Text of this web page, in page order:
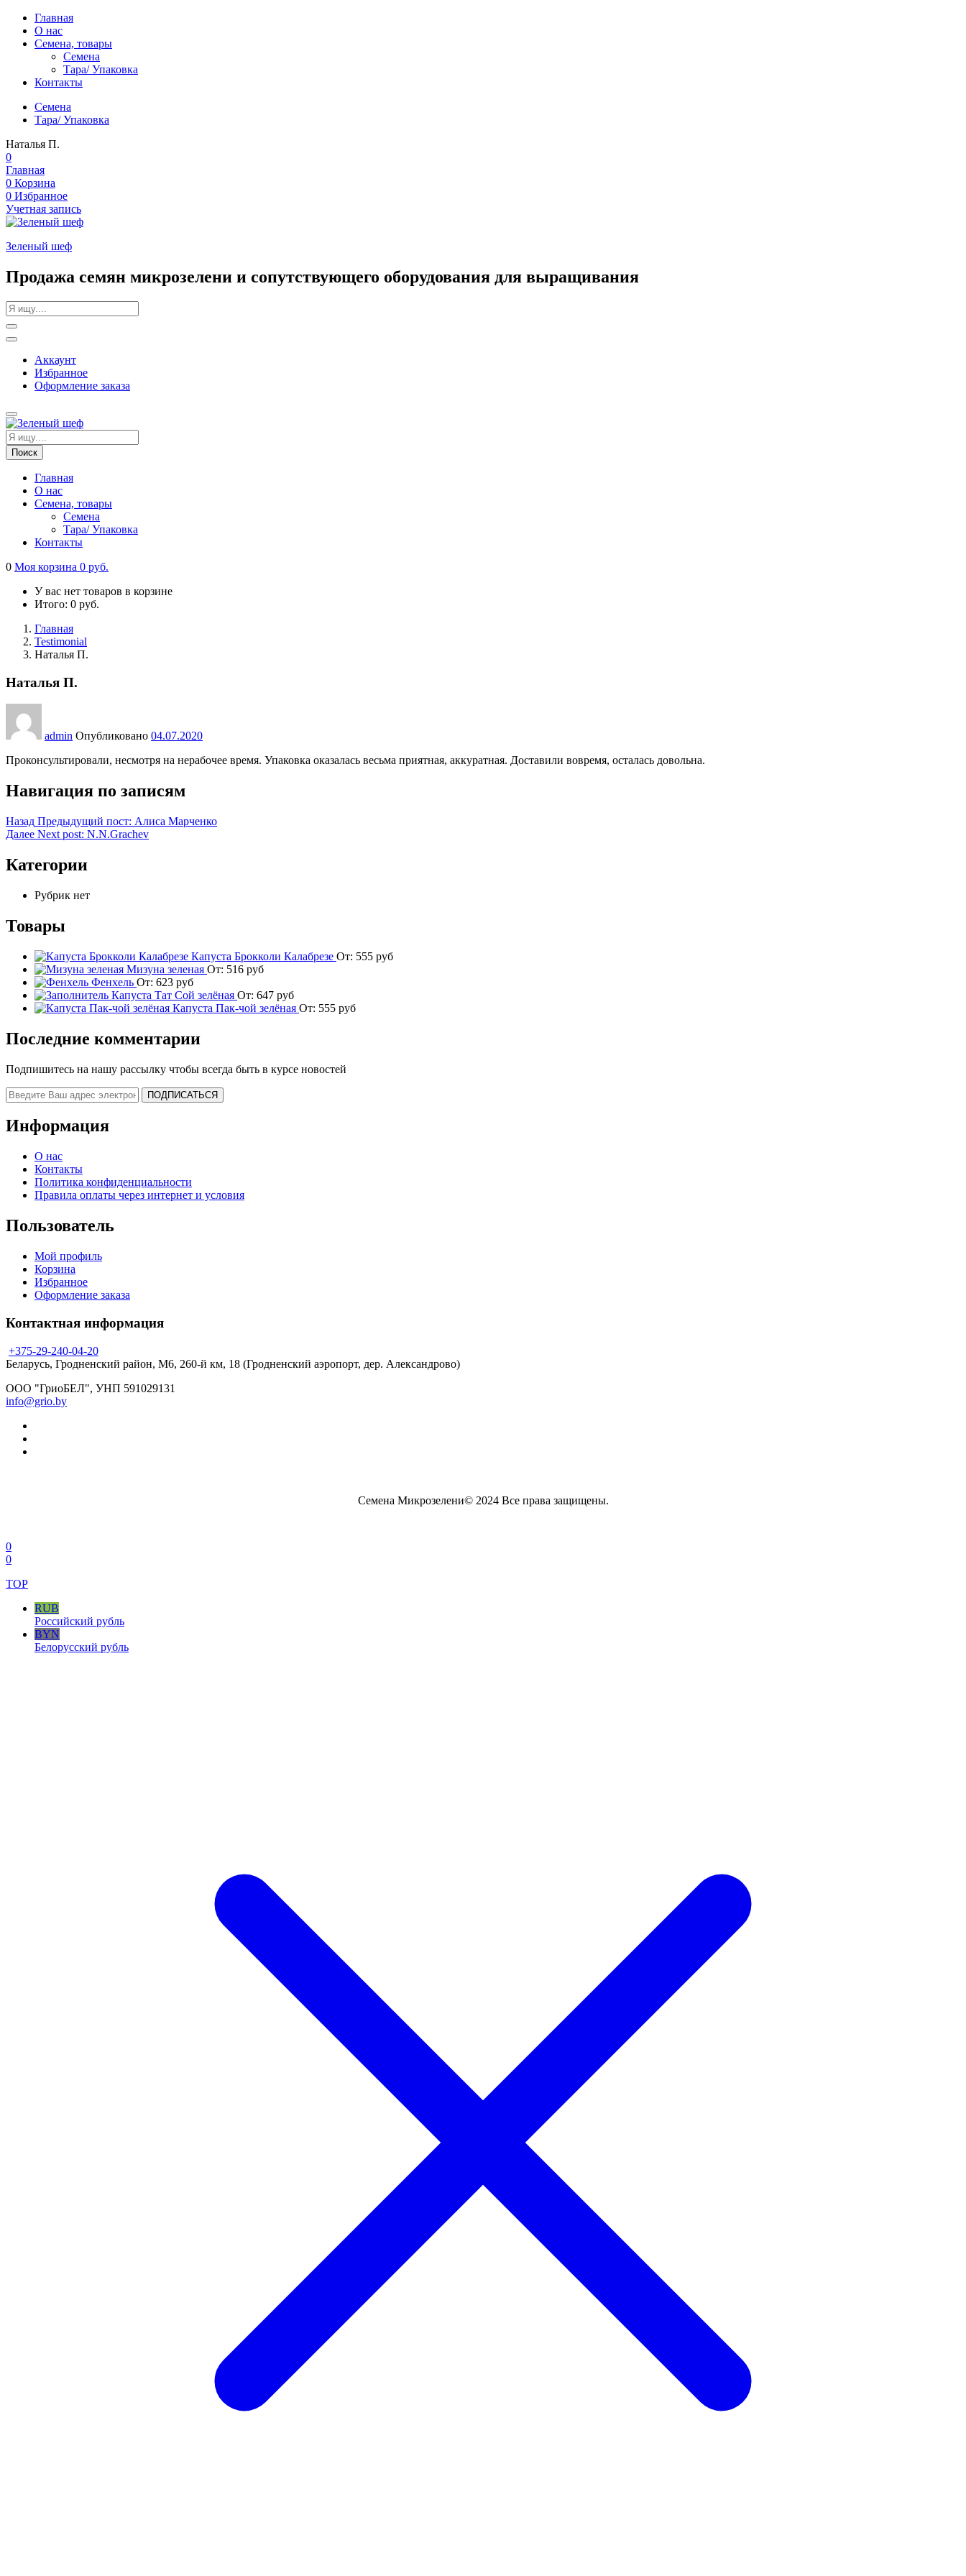
Главная
О нас
Cемена, товары
Семена
Тара/ Упаковка
Контакты
Семена
Тара/ Упаковка
Наталья П.
0
Главная
0 Корзина
0 Избранное
Учетная запись
Зеленый шеф
Продажа семян микрозелени и сопутствующего оборудования для выращивания
Аккаунт
Избранное
Оформление заказа
Поиск
Главная
О нас
Cемена, товары
Семена
Тара/ Упаковка
Контакты
0 Моя корзина 0 руб.
У вас нет товаров в корзине
Итого: 0 руб.
Главная
Testimonial
Наталья П.
Наталья П.
admin Опубликовано 04.07.2020
Проконсультировали, несмотря на нерабочее время. Упаковка оказалась весьма приятная, аккуратная. Доставили вовремя, осталась довольна.
Навигация по записям
Назад Предыдущий пост: Алиса Марченко
Далее Next post: N.N.Grachev
Категории
Рубрик нет
Товары
Капуста Брокколи Калабрезе От: 555 руб
Мизуна зеленая От: 516 руб
Фенхель От: 623 руб
Капуста Тат Сой зелёная От: 647 руб
Капуста Пак-чой зелёная От: 555 руб
Последние комментарии
Подпишитесь на нашу рассылку чтобы всегда быть в курсе новостей
Информация
О нас
Контакты
Политика конфиденциальности
Правила оплаты через интернет и условия
Пользователь
Мой профиль
Корзина
Избранное
Оформление заказа
Контактная информация
+375-29-240-04-20
Беларусь, Гродненский район, М6, 260-й км, 18 (Гродненский аэропорт, дер. Александрово)
ООО "ГриоБЕЛ", УНП 591029131
info@grio.by
Семена Микрозелени© 2024 Все права защищены.
0
0
TOP
RUB
Российский рубль
BYN
Белорусский рубль